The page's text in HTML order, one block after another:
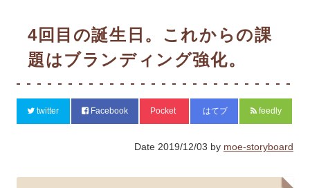
4回目の誕生日。これからの課
題はブランディング強化。
twitter Facebook Pocket はてブ feedly
Date 2019/12/03 by moe-storyboard